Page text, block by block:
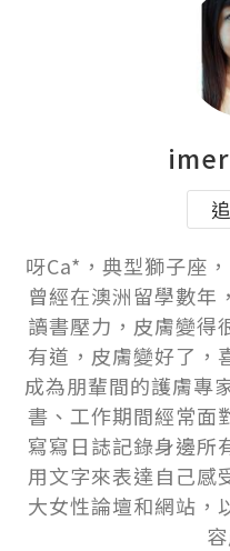
呀Ca*，典型獅子座
曾經在澳洲留學數年
讀書壓力，皮膚變得
有道，皮膚變好了，
成為朋輩間的護膚專
書、工作期間經常面
寫寫日誌記錄身邊所
用文字來表達自己感
大女性論壇和網站，